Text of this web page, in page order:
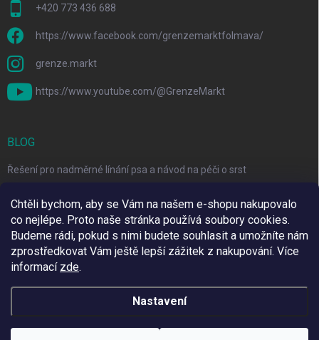
Chtěli bychom, aby se Vám na našem e-shopu nakupovalo
co nejlépe. Proto naše stránka používá soubory cookies.
Budeme rádi, pokud s nimi budete souhlasit a umožníte nám
zprostředkovat Vám ještě lepší zážitek z nakupování. Více
informací zde.
Nastavení
+420 773 436 688
https://www.facebook.com/grenzemarktfolmava/
grenze.markt
https://www.youtube.com/@GrenzeMarkt
BLOG
Řešení pro nadměrné línání psa a návod na péči o srst
Top 6 značek pro domácí mazlíčky za skvělé ceny
Copyright 2026Grenze Markt Online. Všechna práva vyhrazena.Upravit